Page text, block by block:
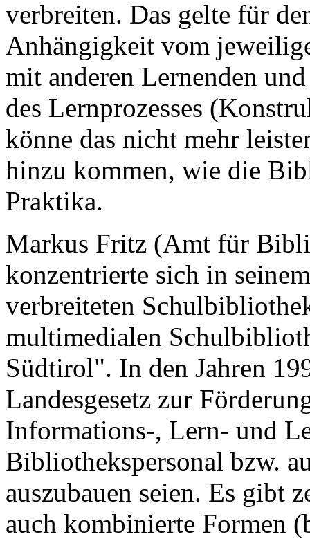
verbreiten. Das gelte für
Anhängigkeit vom
mit anderen Lernenden
des Lernprozesses
könne das nicht mehr
hinzu kommen, wie die
Praktika.
Markus Fritz (Amt für
konzentrierte sich in
verbreiteten
multimedialen
Südtirol". In den Jahren
Landesgesetz zur
Informations-, Lern- und
Bibliothekspersonal bzw.
auszubauen seien. Es gibt
auch kombinierte Formen